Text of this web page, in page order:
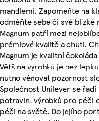
mandlemi. Zapomeňte na
odměňte sebe či své blízké
Magnum patří mezi
prémiové kvalitě a chuti.
Magnum je kvalitní
Většina výrobků je bez
nutno věnovat pozornost
Společnost Unilever se
potravin, výrobků pro péči
péči na světě. Do jejího